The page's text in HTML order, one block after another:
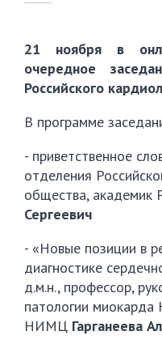
21 ноября в
очередное
Российского
В программе
- приветственное
отделения
общества, академик
Сергеевич
- «Новые позиции в
диагностике
д.м.н., профессор,
патологии
НИМЦ Гарганеева